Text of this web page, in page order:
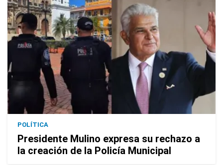
POLÍTICA
Presidente Mulino expresa su rechazo a
la creación de la Policía Municipal